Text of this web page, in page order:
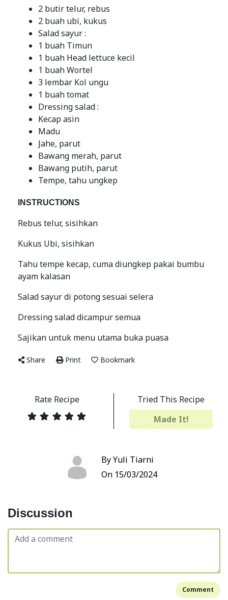
2 butir telur, rebus
2 buah ubi, kukus
Salad sayur :
1 buah Timun
1 buah Head lettuce kecil
1 buah Wortel
3 lembar Kol ungu
1 buah tomat
Dressing salad :
Kecap asin
Madu
Jahe, parut
Bawang merah, parut
Bawang putih, parut
Tempe, tahu ungkep
INSTRUCTIONS
Rebus telur, sisihkan
Kukus Ubi, sisihkan
Tahu tempe kecap, cuma diungkep pakai bumbu
ayam kalasan
Salad sayur di potong sesuai selera
Dressing salad dicampur semua
Sajikan untuk menu utama buka puasa
Share Print Bookmark
Rate Recipe
Tried This Recipe
Made It!
By Yuli Tiarni
On 15/03/2024
Discussion
Comment